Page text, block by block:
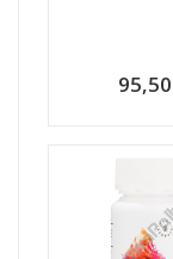
95,50